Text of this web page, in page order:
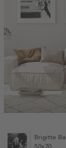
Brigitte
50x70